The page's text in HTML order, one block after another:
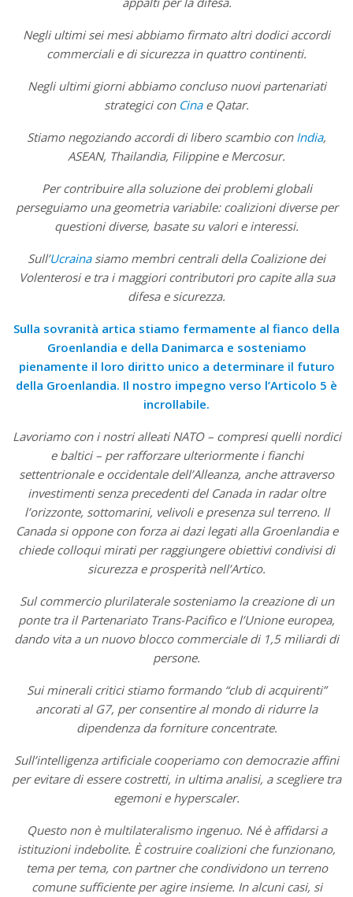
Negli ultimi sei mesi abbiamo firmato altri dodici accordi
commerciali e di sicurezza in quattro continenti.
Negli ultimi giorni abbiamo concluso nuovi partenariati
strategici con Cinae Qatar.
Stiamo negoziando accordi di libero scambio con India,
ASEAN, Thailandia, Filippine e Mercosur.
Per contribuire alla soluzione dei problemi globali
perseguiamo una geometria variabile: coalizioni diverse per
questioni diverse, basate su valori e interessi.
Sull’Ucrainasiamo membri centrali della Coalizione dei
Volenterosi e tra i maggiori contributori pro capite alla sua
difesa e sicurezza.
Sulla sovranità artica stiamo fermamente al fianco della
Groenlandia e della Danimarca e sosteniamo
pienamente il loro diritto unico a determinare il futuro
della Groenlandia. Il nostro impegno verso l’Articolo 5 è
incrollabile.
Lavoriamo con i nostri alleati NATO – compresi quelli nordici
e baltici – per rafforzare ulteriormente i fianchi
settentrionale e occidentale dell’Alleanza, anche attraverso
investimenti senza precedenti del Canada in radar oltre
l’orizzonte, sottomarini, velivoli e presenza sul terreno. Il
Canada si oppone con forza ai dazi legati alla Groenlandia e
chiede colloqui mirati per raggiungere obiettivi condivisi di
sicurezza e prosperità nell’Artico.
Sul commercio plurilaterale sosteniamo la creazione di un
ponte tra il Partenariato Trans-Pacifico e l’Unione europea,
dando vita a un nuovo blocco commerciale di 1,5 miliardi di
persone.
Sui minerali critici stiamo formando “club di acquirenti”
ancorati al G7, per consentire al mondo di ridurre la
dipendenza da forniture concentrate.
Sull’intelligenza artificiale cooperiamo con democrazie affini
per evitare di essere costretti, in ultima analisi, a scegliere tra
egemoni e hyperscaler.
Questo non è multilateralismo ingenuo. Né è affidarsi a
istituzioni indebolite. È costruire coalizioni che funzionano,
tema per tema, con partner che condividono un terreno
comune sufficiente per agire insieme. In alcuni casi, si